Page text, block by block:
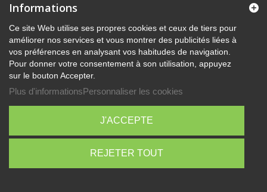
Informations
Ce site Web utilise ses propres cookies et ceux de tiers pour
améliorer nos services et vous montrer des publicités liées à
vos préférences en analysant vos habitudes de navigation.
Pour donner votre consentement à son utilisation, appuyez
sur le bouton Accepter.
Plus d'informationsPersonnaliser les cookies
REJETER TOUT
J'ACCEPTE